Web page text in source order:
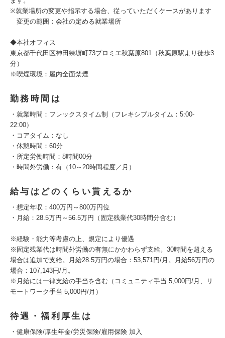
※就業場所の変更や指示する場合、従っていただくケースがあります
​ 変更の範囲：会社の定める就業場所
◆​本社オフィス
東京都千代田区神田練塀町73プロミエ秋葉原801（秋葉原駅より徒歩3
分）
※喫煙環境：屋内全面禁煙
勤務時間は
・就業時間：フレックスタイム制（フレキシブルタイム：5:00-
22:00）
・コアタイム：なし
・休憩時間：60分
・所定労働時間：8時間00分
・時間外労働：有（10～20時間程度／月）
給与はどのくらい貰えるか
・想定年収：400万円～800万円位
・月給：28.5万円～56.5万円（固定残業代30時間分含む）
※経験・能力等考慮の上、規定により優遇
※固定残業代は時間外労働の有無にかかわらず支給。30時間を超える
場合は追加で支給。月給28.5万円の場合：53,571円/月。月給56万円の
場合：107,143円/月。
※月給には一律支給の手当を含む（コミュニティ手当 5,000円/月、リ
モートワーク手当 5,000円/月）
待遇・福利厚生は
・健康保険/厚生年金/労災保険/雇用保険 加入